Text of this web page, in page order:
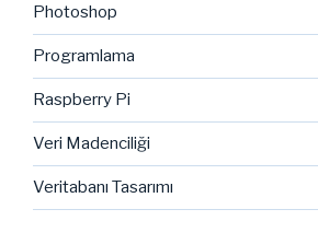
Photoshop
Programlama
Raspberry Pi
Veri Madenciliği
Veritabanı Tasarımı